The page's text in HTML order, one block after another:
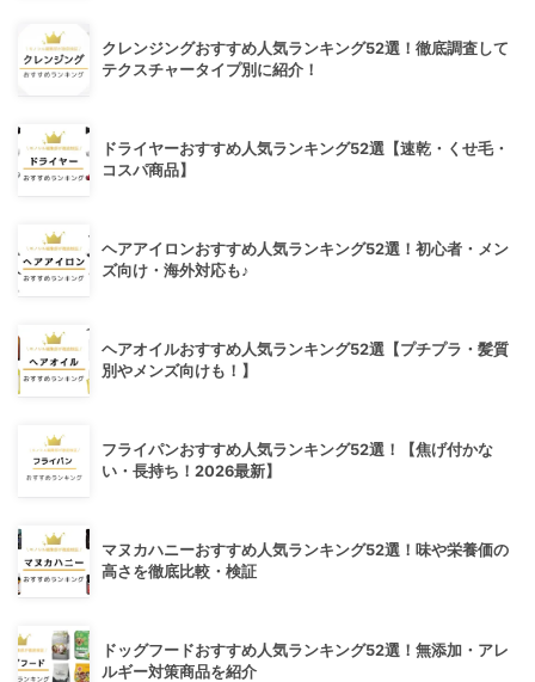
クレンジングおすすめ人気ランキング52選！徹底調査して
テクスチャータイプ別に紹介！
ドライヤーおすすめ人気ランキング52選【速乾・くせ毛・
コスパ商品】
ヘアアイロンおすすめ人気ランキング52選！初心者・メン
ズ向け・海外対応も♪
ヘアオイルおすすめ人気ランキング52選【プチプラ・髪質
別やメンズ向けも！】
フライパンおすすめ人気ランキング52選！【焦げ付かな
い・長持ち！2026最新】
マヌカハニーおすすめ人気ランキング52選！味や栄養価の
高さを徹底比較・検証
ドッグフードおすすめ人気ランキング52選！無添加・アレ
ルギー対策商品を紹介